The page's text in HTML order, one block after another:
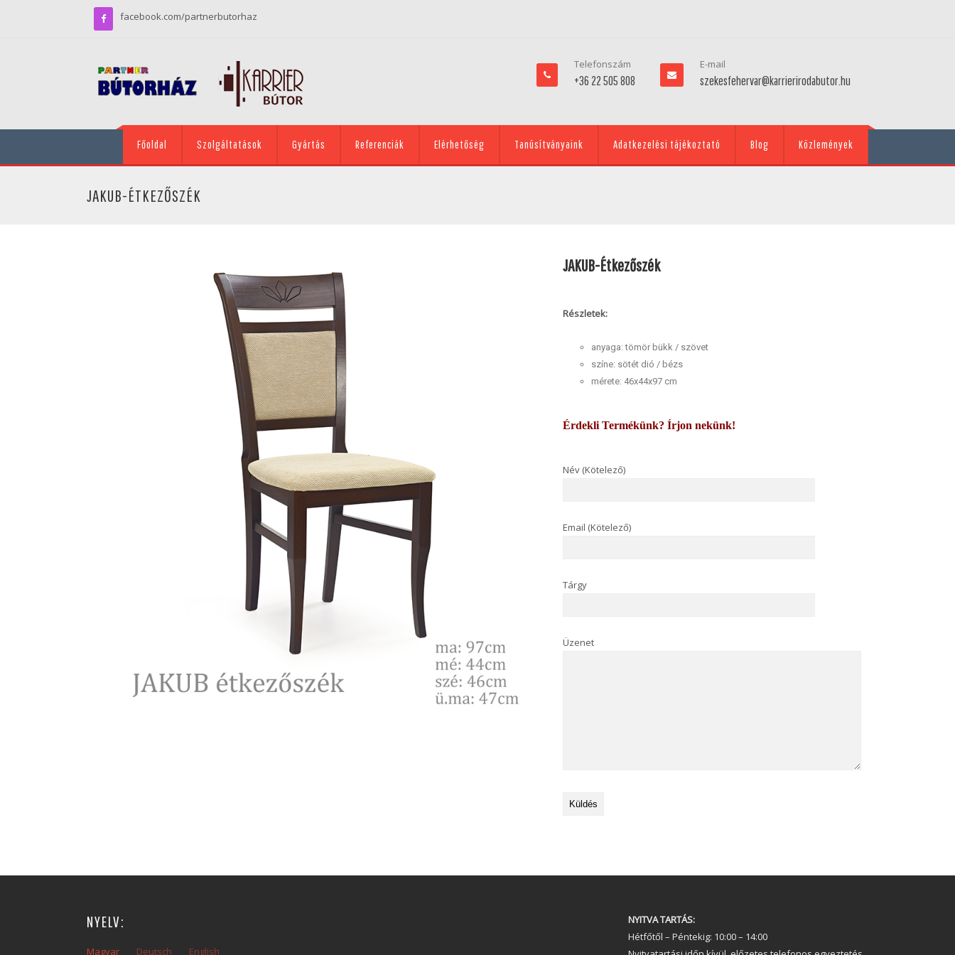
facebook.com/partnerbutorhaz
Telefonszám
+36 22 505 808
E-mail
szekesfehervar@karrierirodabutor.hu
Főoldal Szolgáltatások Gyártás Referenciák Elérhetőség Tanúsítványaink Adatkezelési tájékoztató Blog Közlemények
JAKUB-ÉTKEZŐSZÉK
JAKUB-Étkezőszék
Részletek:
anyaga: tömör bükk / szövet
színe: sötét dió / bézs
mérete: 46x44x97 cm
Érdekli Termékünk? Írjon nekünk!
Név (Kötelező)
Email (Kötelező)
Tárgy
Üzenet
NYELV:
Magyar Deutsch English
NYITVA TARTÁS:
Hétfőtől – Péntekig: 10:00 – 14:00